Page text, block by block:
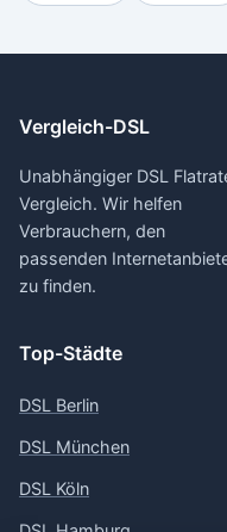
Vergleich-DSL
Unabhängiger DSL
Vergleich. Wir helfen
Verbrauchern, den
passenden
zu finden.
Top-Städte
DSL Berlin
DSL München
DSL Köln